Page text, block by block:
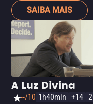
científica narra a
retornar ao seu
amor, Molly (Elizabeth
como The Benefactor,
poderes e riquezas
o drama e a tensão
escolhas morais e
SAIBA MAIS
A Luz Divina
--/10 1h40min +14